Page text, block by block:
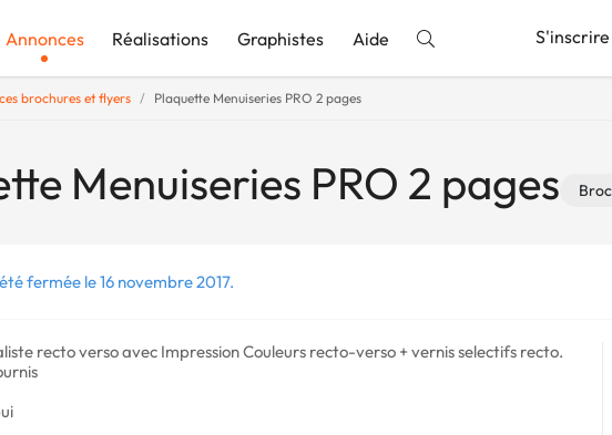
Annonces Réalisations Graphistes Aide S'inscrire
brochures et flyers Plaquette Menuiseries PRO 2 pages
Menuiseries PRO 2 pages
fermée le 16 novembre 2017.
recto verso avec Impression Couleurs recto-verso + vernis selectifs recto.